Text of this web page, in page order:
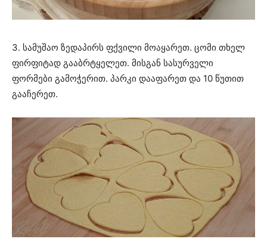
3. სამუშაო ზედაპირს ფქვილი მოაყარეთ. ცომი თხელ
ფირფიტად გააბრტყელეთ. მისგან სასურველი
ფორმები გამოჭერით. პარკი დააფარეთ და 10 წუთით
გააჩერეთ.